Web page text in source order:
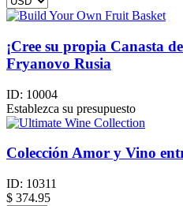
¡Cree su propia Canasta
Fryanovo Rusia
ID: 10004
Establezca su presupuesto
Colección Amor y Vino
ID: 10311
$ 374.95